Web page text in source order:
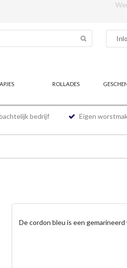
ROLLADES
bedrijf Eigen
De cordon bleu is een